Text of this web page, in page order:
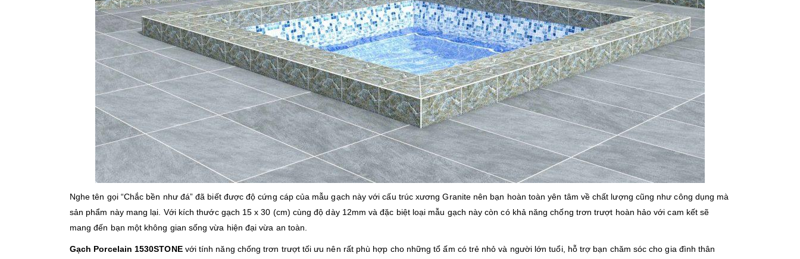
Nghe tên gọi “Chắc bền như đá” đã biết được độ cứng cáp của mẫu gạch này với cấu trúc xương Granite nên bạn hoàn toàn yên tâm về chất lượng cũng như công dụng mà
sản phẩm này mang lại. Với kích thước gạch 15 x 30 (cm) cùng độ dày 12mm và đặc biệt loại mẫu gạch này còn có khả năng chống trơn trượt hoàn hảo với cam kết sẽ
mang đến bạn một không gian sống vừa hiện đại vừa an toàn.
Gạch Porcelain 1530STONEvới tính năng chống trơn trượt tối ưu nên rất phù hợp cho những tổ ấm có trẻ nhỏ và người lớn tuổi, hỗ trợ bạn chăm sóc cho gia đình thân